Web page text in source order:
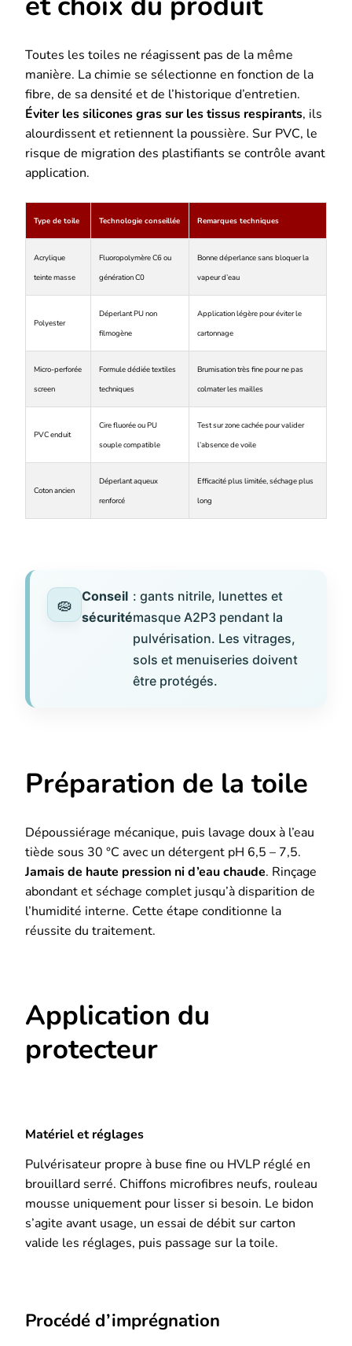
Toutes les toiles ne réagissent pas de la même
manière. La chimie se sélectionne en fonction de la
fibre, de sa densité et de l’historique d’entretien.
Éviter les silicones gras sur les tissus respirants, ils
alourdissent et retiennent la poussière. Sur PVC, le
risque de migration des plastifiants se contrôle avant
application.
Type de toile Technologie conseillée Remarques techniques
Acrylique
teinte masse
Fluoropolymère C6 ou
génération C0
Bonne déperlance sans bloquer la
vapeur d’eau
Polyester
Déperlant PU non
filmogène
Application légère pour éviter le
cartonnage
Micro-perforée
screen
Formule dédiée textiles
techniques
Brumisation très fine pour ne pas
colmater les mailles
PVC enduit
Cire fluorée ou PU
souple compatible
Test sur zone cachée pour valider
l’absence de voile
Coton ancien
Déperlant aqueux
renforcé
Efficacité plus limitée, séchage plus
long
Conseil
sécurité
: gants nitrile, lunettes et
masque A2P3 pendant la
pulvérisation. Les vitrages,
sols et menuiseries doivent
être protégés.
Préparation de la toile
Dépoussiérage mécanique, puis lavage doux à l’eau
tiède sous 30 °C avec un détergent pH 6,5 – 7,5.
Jamais de haute pression ni d’eau chaude. Rinçage
abondant et séchage complet jusqu’à disparition de
l’humidité interne. Cette étape conditionne la
réussite du traitement.
Application du
protecteur
Matériel et réglages
Pulvérisateur propre à buse fine ou HVLP réglé en
brouillard serré. Chiffons microfibres neufs, rouleau
mousse uniquement pour lisser si besoin. Le bidon
s’agite avant usage, un essai de débit sur carton
valide les réglages, puis passage sur la toile.
Procédé d’imprégnation